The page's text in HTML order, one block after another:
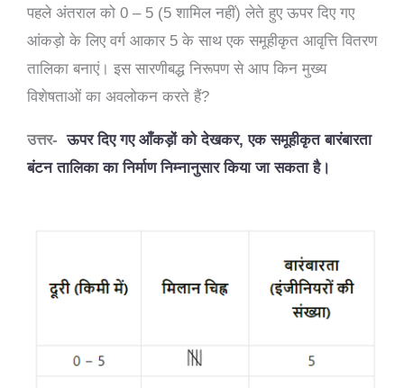
पहले अंतराल को 0 – 5 (5 शामिल नहीं) लेते हुए ऊपर दिए गए
आंकड़ो के लिए वर्ग आकार 5 के साथ एक समूहीकृत आवृत्ति वितरण
तालिका बनाएं। इस सारणीबद्ध निरूपण से आप किन मुख्य
विशेषताओं का अवलोकन करते हैं?
उत्तर-ऊपर दिए गए आँकड़ों को देखकर, एक समूहीकृत बारंबारता
बंटन तालिका का निर्माण निम्नानुसार किया जा सकता है।